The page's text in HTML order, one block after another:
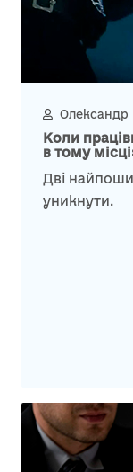
Олександр
Коли
в тому
Дві
уникнути.